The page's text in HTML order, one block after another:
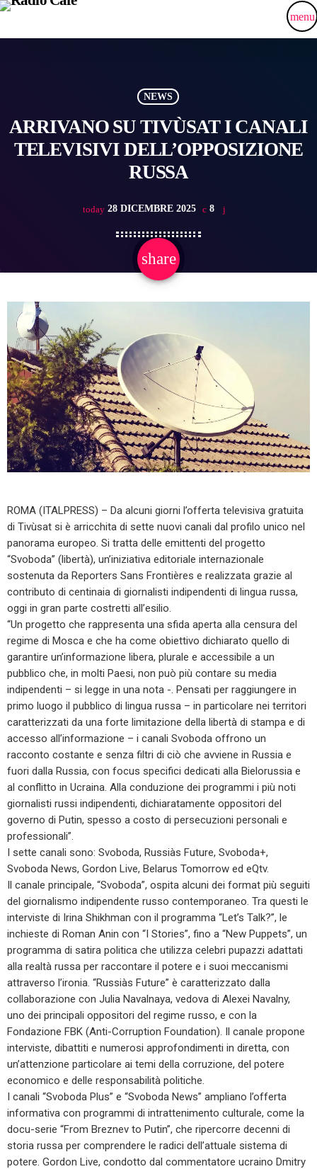
menu
NEWS
ARRIVANO SU TIVÙSAT I CANALI
TELEVISIVI DELL’OPPOSIZIONE
RUSSA
today 28 DICEMBRE 2025 8
share
email
ROMA (ITALPRESS) – Da alcuni giorni l’offerta televisiva gratuita
di Tivùsat si è arricchita di sette nuovi canali dal profilo unico nel
panorama europeo. Si tratta delle emittenti del progetto
“Svoboda” (libertà), un’iniziativa editoriale internazionale
sostenuta da Reporters Sans Frontières e realizzata grazie al
contributo di centinaia di giornalisti indipendenti di lingua russa,
oggi in gran parte costretti all’esilio.
“Un progetto che rappresenta una sfida aperta alla censura del
regime di Mosca e che ha come obiettivo dichiarato quello di
garantire un’informazione libera, plurale e accessibile a un
pubblico che, in molti Paesi, non può più contare su media
indipendenti – si legge in una nota -. Pensati per raggiungere in
primo luogo il pubblico di lingua russa – in particolare nei territori
caratterizzati da una forte limitazione della libertà di stampa e di
accesso all’informazione – i canali Svoboda offrono un
racconto costante e senza filtri di ciò che avviene in Russia e
fuori dalla Russia, con focus specifici dedicati alla Bielorussia e
al conflitto in Ucraina. Alla conduzione dei programmi i più noti
giornalisti russi indipendenti, dichiaratamente oppositori del
governo di Putin, spesso a costo di persecuzioni personali e
professionali”.
I sette canali sono: Svoboda, Russiàs Future, Svoboda+,
Svoboda News, Gordon Live, Belarus Tomorrow ed eQtv.
Il canale principale, “Svoboda”, ospita alcuni dei format più seguiti
del giornalismo indipendente russo contemporaneo. Tra questi le
interviste di Irina Shikhman con il programma “Let’s Talk?”, le
inchieste di Roman Anin con “I Stories”, fino a “New Puppets”, un
programma di satira politica che utilizza celebri pupazzi adattati
alla realtà russa per raccontare il potere e i suoi meccanismi
attraverso l’ironia. “Russiàs Future” è caratterizzato dalla
collaborazione con Julia Navalnaya, vedova di Alexei Navalny,
uno dei principali oppositori del regime russo, e con la
Fondazione FBK (Anti-Corruption Foundation). Il canale propone
interviste, dibattiti e numerosi approfondimenti in diretta, con
un’attenzione particolare ai temi della corruzione, del potere
economico e delle responsabilità politiche.
I canali “Svoboda Plus” e “Svoboda News” ampliano l’offerta
informativa con programmi di intrattenimento culturale, come la
docu-serie “From Breznev to Putin”, che ripercorre decenni di
storia russa per comprendere le radici dell’attuale sistema di
potere. Gordon Live, condotto dal commentatore ucraino Dmitry